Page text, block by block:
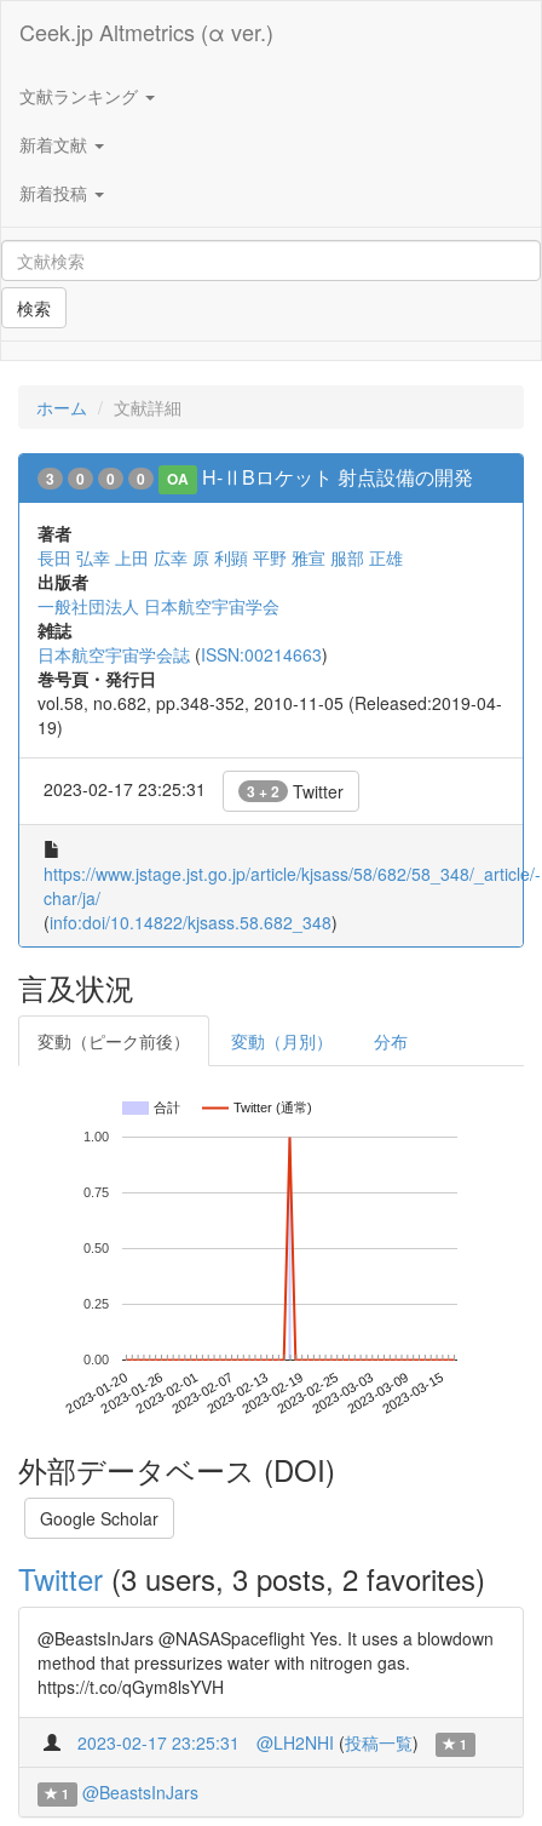
Ceek.jp Altmetrics (α ver.)
文献ランキング
新着文献
新着投稿
検索
ホーム 文献詳細
3 0 0 0 OA H-ⅡBロケット 射点設備の開発
著者
長田 弘幸 上田 広幸 原 利顕 平野 雅宣 服部 正雄
出版者
一般社団法人 日本航空宇宙学会
雑誌
日本航空宇宙学会誌 (ISSN:00214663)
巻号頁・発行日
vol.58, no.682, pp.348-352, 2010-11-05 (Released:2019-04-
19)
2023-02-17 23:25:31 3 + 2 Twitter
https://www.jstage.jst.go.jp/article/kjsass/58/682/58_348/_article/-
char/ja/
(info:doi/10.14822/kjsass.58.682_348)
言及状況
変動（ピーク前後） 変動（月別） 分布
合計 Twitter (通常)
2023-01-202023-01-262023-02-012023-02-072023-02-132023-02-192023-02-252023-03-032023-03-092023-03-15
0.00
0.25
0.50
0.75
1.00
外部データベース (DOI)
Google Scholar
Twitter (3 users, 3 posts, 2 favorites)
@BeastsInJars @NASASpaceflight Yes. It uses a blowdown
method that pressurizes water with nitrogen gas.
https://t.co/qGym8lsYVH
2023-02-17 23:25:31 @LH2NHI (投稿一覧) 1
1 @BeastsInJars